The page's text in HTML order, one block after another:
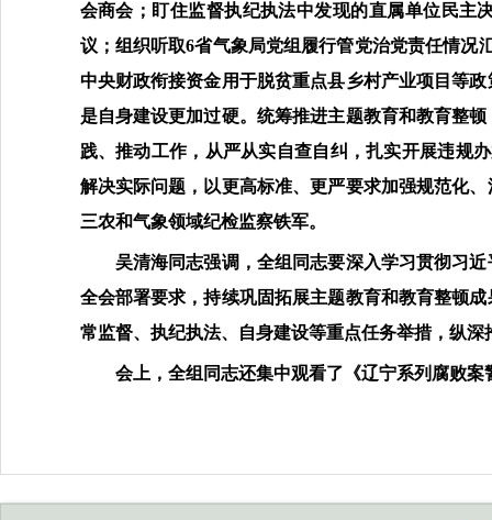
会商会；盯住监督执纪执法中发现的直属单位民主
议；组织听取6省气象局党组履行管党治党责任情况
中央财政衔接资金用于脱贫重点县乡村产业项目等
是自身建设更加过硬。统筹推进主题教育和教育整
践、推动工作，从严从实自查自纠，扎实开展违规
解决实际问题，以更高标准、更严要求加强规范化
三农和气象领域纪检监察铁军。
吴清海同志强调，全组同志要深入学习贯彻习近
全会部署要求，持续巩固拓展主题教育和教育整顿
常监督、执纪执法、自身建设等重点任务举措，纵
会上，全组同志还集中观看了《辽宁系列腐败案